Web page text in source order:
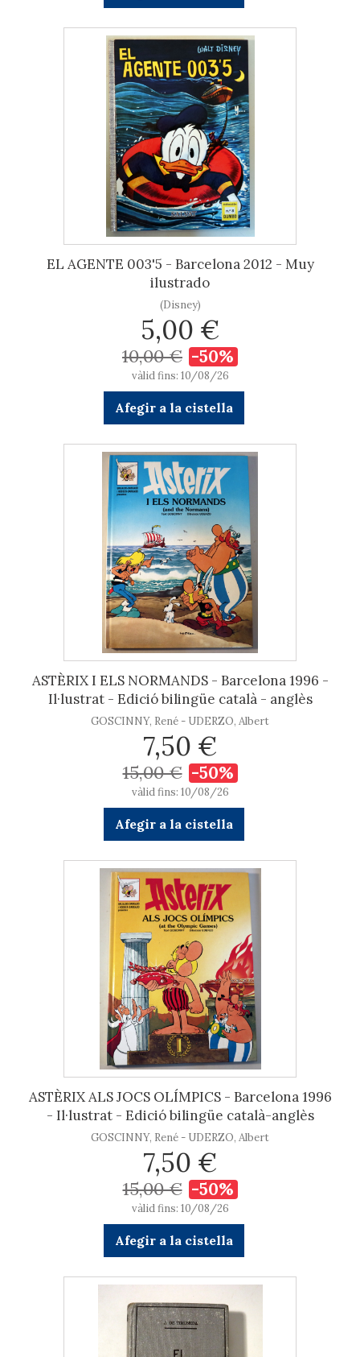
EL AGENTE 003'5 - Barcelona 2012 - Muy
ilustrado
(Disney)
5,00 €
10,00 € -50%
vàlid fins: 10/08/26
Afegir a la cistella
ASTÈRIX I ELS NORMANDS - Barcelona 1996 -
Il·lustrat - Edició bilingüe català - anglès
GOSCINNY, René - UDERZO, Albert
7,50 €
15,00 € -50%
vàlid fins: 10/08/26
Afegir a la cistella
ASTÈRIX ALS JOCS OLÍMPICS - Barcelona 1996
- Il·lustrat - Edició bilingüe català-anglès
GOSCINNY, René - UDERZO, Albert
7,50 €
15,00 € -50%
vàlid fins: 10/08/26
Afegir a la cistella